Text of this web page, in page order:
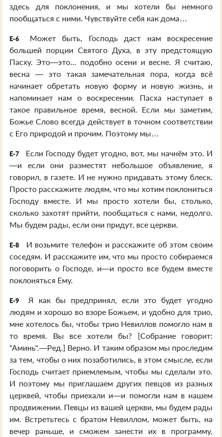
здесь для поклонения, и мы хотели бы немного
пообщаться с ними. Чувствуйте себя как дома…
E-6
Может быть, Господь даст нам воскресение
большей порции Святого Духа, в эту предстоящую
Пасху. Это—это... подобно осени и весне. Я считаю,
весна — это такая замечательная пора, когда всё
начинает обретать новую форму и новую жизнь, и
напоминает нам о воскресении. Пасха наступает в
такое правильное время, весной. Если мы заметим,
Божье Слово всегда действует в точном соответствии
с Его природой и прочим. Поэтому мы…
E-7
Если Господу будет угодно, вот, мы начнём это. И
—и если они разместят небольшое объявление, я
говорил, в газете. И не нужно придавать этому блеск.
Просто расскажите людям, что мы хотим поклониться
Господу вместе. И мы просто хотели бы, столько,
сколько захотят прийти, пообщаться с нами, недолго.
Мы будем рады, если они придут, все церкви.
E-8
И возьмите телефон и расскажите об этом своим
соседям. И расскажите им, что мы просто собираемся
поговорить о Господе, и—и просто все будем вместе
поклоняться Ему.
E-9
Я как бы предпринял, если это будет угодно
людям и хорошо во взоре Божьем, и удобно для трио,
мне хотелось бы, чтобы трио Невиллов помогло нам в
то время. Вы все хотели бы? [Собрание говорит:
"Аминь".—Ред.] Верно. И таким образом мы проследим
за тем, чтобы о них позаботились, в этом смысле, если
Господь считает приемлемым, чтобы мы сделали это.
И поэтому мы приглашаем других певцов из разных
церквей, чтобы приехали и—и помогли нам в нашем
продвижении. Певцы из вашей церкви, мы будем рады
им. Встретьтесь с братом Невиллом, может быть, на
вечер раньше, и сможем занести их в программу,